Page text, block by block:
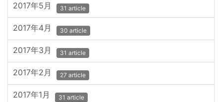
2017年5月 31 article
2017年4月 30 article
2017年3月 31 article
2017年2月 27 article
2017年1月 31 article